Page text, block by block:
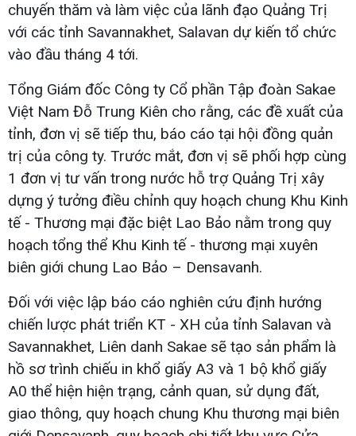
chuyến thăm và làm việc của lãnh đạo Quảng Trị
với các tỉnh Savannakhet, Salavan dự kiến tổ chức
vào đầu tháng 4 tới.
Tổng Giám đốc Công ty Cổ phần Tập đoàn Sakae
Việt Nam Đỗ Trung Kiên cho rằng, các đề xuất của
tỉnh, đơn vị sẽ tiếp thu, báo cáo tại hội đồng quản
trị của công ty. Trước mắt, đơn vị sẽ phối hợp cùng
1 đơn vị tư vấn trong nước hỗ trợ Quảng Trị xây
dựng ý tưởng điều chỉnh quy hoạch chung Khu Kinh
tế - Thương mại đặc biệt Lao Bảo nằm trong quy
hoạch tổng thể Khu Kinh tế - thương mại xuyên
biên giới chung Lao Bảo – Densavanh.
Đối với việc lập báo cáo nghiên cứu định hướng
chiến lược phát triển KT - XH của tỉnh Salavan và
Savannakhet, Liên danh Sakae sẽ tạo sản phẩm là
hồ sơ trình chiếu in khổ giấy A3 và 1 bộ khổ giấy
A0 thể hiện hiện trạng, cảnh quan, sử dụng đất,
giao thông, quy hoạch chung Khu thương mại biên